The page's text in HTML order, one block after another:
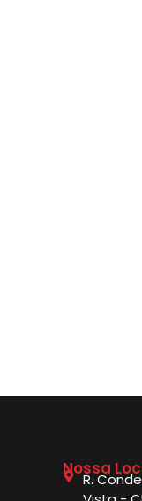
Nossa
R.